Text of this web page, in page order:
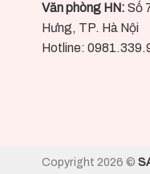
Văn phòng HN: Số
Hưng, TP. Hà Nội
Hotline:
Copyright 2026 ©